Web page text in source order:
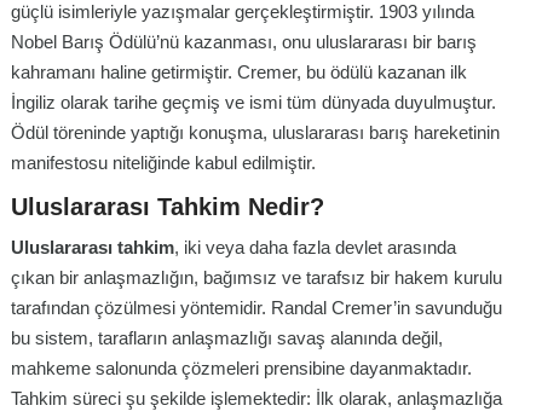
güçlü isimleriyle yazışmalar gerçekleştirmiştir. 1903 yılında
Nobel Barış Ödülü’nü kazanması, onu uluslararası bir barış
kahramanı haline getirmiştir. Cremer, bu ödülü kazanan ilk
İngiliz olarak tarihe geçmiş ve ismi tüm dünyada duyulmuştur.
Ödül töreninde yaptığı konuşma, uluslararası barış hareketinin
manifestosu niteliğinde kabul edilmiştir.
Uluslararası Tahkim Nedir?
Uluslararası tahkim, iki veya daha fazla devlet arasında
çıkan bir anlaşmazlığın, bağımsız ve tarafsız bir hakem kurulu
tarafından çözülmesi yöntemidir. Randal Cremer’in savunduğu
bu sistem, tarafların anlaşmazlığı savaş alanında değil,
mahkeme salonunda çözmeleri prensibine dayanmaktadır.
Tahkim süreci şu şekilde işlemektedir: İlk olarak, anlaşmazlığa